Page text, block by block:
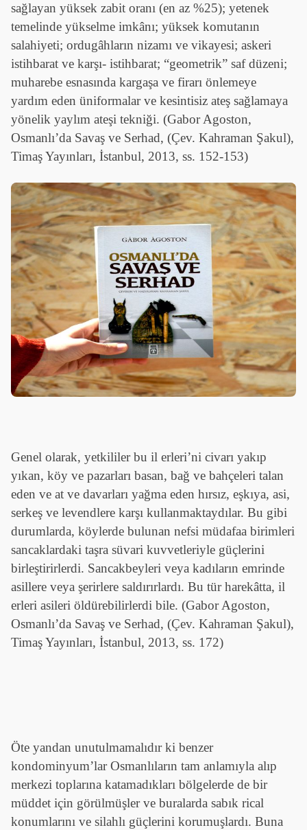
sağlayan yüksek zabit oranı (en az %25); yetenek
temelinde yükselme imkânı; yüksek komutanın
salahiyeti; ordugâhların nizamı ve vikayesi; askeri
istihbarat ve karşı- istihbarat; “geometrik” saf düzeni;
muharebe esnasında kargaşa ve firarı önlemeye
yardım eden üniformalar ve kesintisiz ateş sağlamaya
yönelik yaylım ateşi tekniği. (Gabor Agoston,
Osmanlı’da Savaş ve Serhad, (Çev. Kahraman Şakul),
Timaş Yayınları, İstanbul, 2013, ss. 152-153)
Genel olarak, yetkililer bu il erleri’ni civarı yakıp
yıkan, köy ve pazarları basan, bağ ve bahçeleri talan
eden ve at ve davarları yağma eden hırsız, eşkıya, asi,
serkeş ve levendlere karşı kullanmaktaydılar. Bu gibi
durumlarda, köylerde bulunan nefsi müdafaa birimleri
sancaklardaki taşra süvari kuvvetleriyle güçlerini
birleştirirlerdi. Sancakbeyleri veya kadıların emrinde
asillere veya şerirlere saldırırlardı. Bu tür harekâtta, il
erleri asileri öldürebilirlerdi bile. (Gabor Agoston,
Osmanlı’da Savaş ve Serhad, (Çev. Kahraman Şakul),
Timaş Yayınları, İstanbul, 2013, ss. 172)
Öte yandan unutulmamalıdır ki benzer
kondominyum’lar Osmanlıların tam anlamıyla alıp
merkezi toplarına katamadıkları bölgelerde de bir
müddet için görülmüşler ve buralarda sabık rical
konumlarını ve silahlı güçlerini korumuşlardı. Buna